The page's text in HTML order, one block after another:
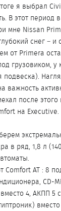
я выбрал
В этот период
мне Nissan
снег – и
от Primera
грузовиком, у
подвеска).
важность
после
на Executive.
в ряд, 1,8 л
Comfort AT : 8
CD-
4, АКПП 5